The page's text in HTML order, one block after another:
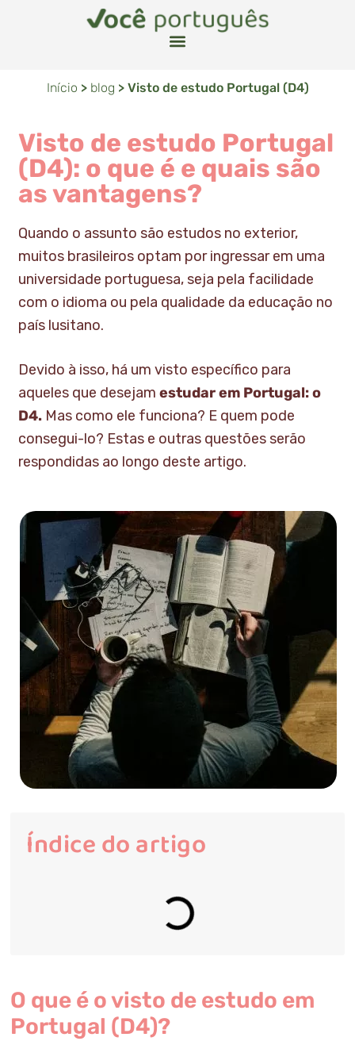
Início > blog > Visto de estudo Portugal (D4)
Visto de estudo Portugal
(D4): o que é e quais são
as vantagens?
Quando o assunto são estudos no exterior,
muitos brasileiros optam por ingressar em uma
universidade portuguesa, seja pela facilidade
com o idioma ou pela qualidade da educação no
país lusitano.
Devido à isso, há um visto específico para
aqueles que desejam estudar em Portugal: o
D4. Mas como ele funciona? E quem pode
consegui-lo? Estas e outras questões serão
respondidas ao longo deste artigo.
Índice do artigo
O que é o visto de estudo em
Portugal (D4)?